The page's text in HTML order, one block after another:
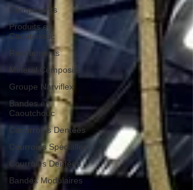
Composants
Produits en
Caoutchouc
Revêtements
Mineral Composite
Groupe Narviflex
Bandes en
Caoutchouc
Coourroies Dentées
Courroies Spécialles
Courroies Dentées
Bandes Modulaires